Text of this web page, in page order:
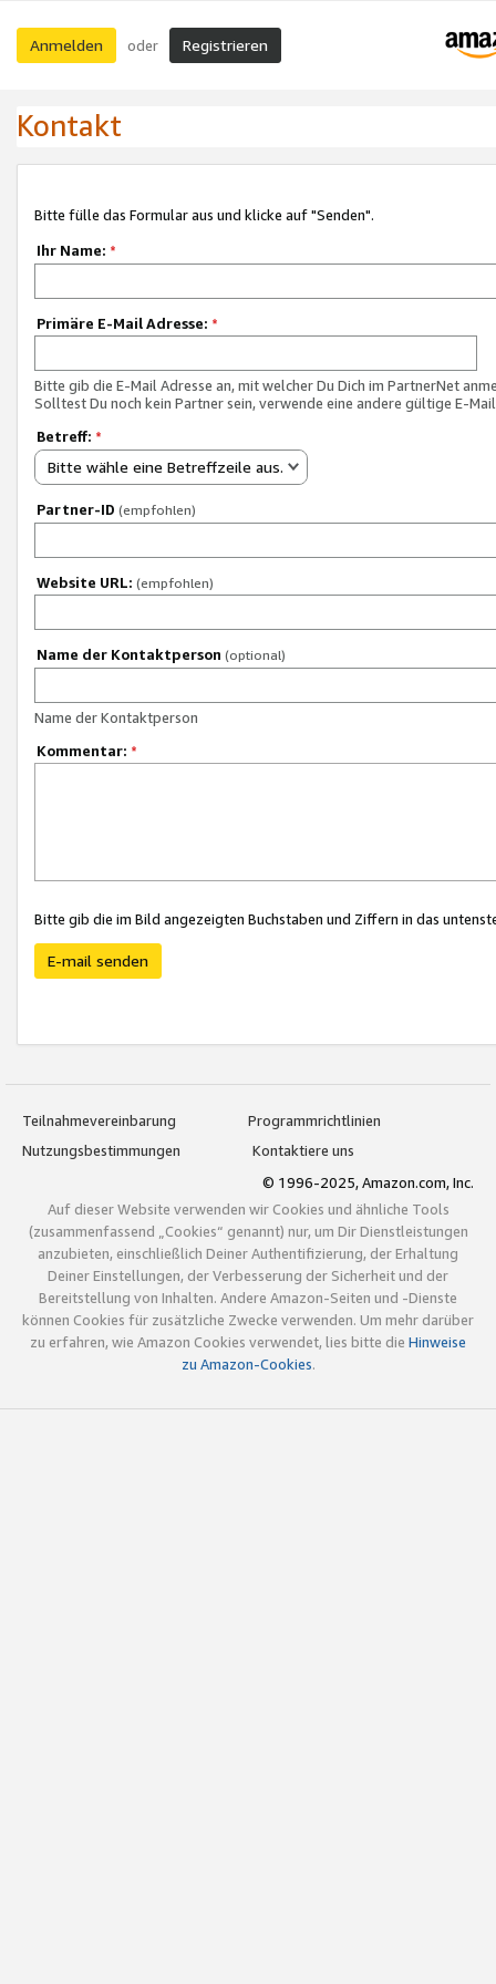
Anmelden oder Registrieren
Kontakt
Bitte fülle das Formular aus und klicke auf "Senden".
Ihr Name: *
Primäre E-Mail Adresse: *
Bitte gib die E-Mail Adresse an, mit welcher Du Dich im PartnerNet
Solltest Du noch kein Partner sein, verwende eine andere gültige E-
Betreff: *
Bitte wähle eine Betreffzeile aus.
Partner-ID (empfohlen)
Website URL: (empfohlen)
Name der Kontaktperson (optional)
Name der Kontaktperson
Kommentar: *
Bitte gib die im Bild angezeigten Buchstaben und Ziffern in das
E-mail senden
Teilnahmevereinbarung
Programmrichtlinien
Nutzungsbestimmungen
Kontaktiere uns
© 1996-2025, Amazon.com, Inc.
Auf dieser Website verwenden wir Cookies und ähnliche Tools
(zusammenfassend „Cookies“ genannt) nur, um Dir Dienstleistungen
anzubieten, einschließlich Deiner Authentifizierung, der Erhaltung
Deiner Einstellungen, der Verbesserung der Sicherheit und der
Bereitstellung von Inhalten. Andere Amazon-Seiten und -Dienste
können Cookies für zusätzliche Zwecke verwenden. Um mehr darüber
zu erfahren, wie Amazon Cookies verwendet, lies bitte die Hinweise
zu Amazon-Cookies.